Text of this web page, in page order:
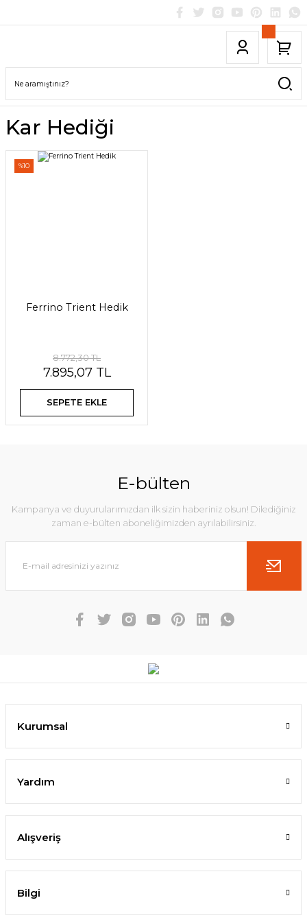
Kar Hediği
%10
Ferrino Trient Hedik
8.772,30 TL
7.895,07 TL
SEPETE EKLE
E-bülten
Kampanya ve duyurularımızdan ilk sizin haberiniz olsun! Dilediğiniz
zaman e-bülten aboneliğimizden ayrılabilirsiniz.
Kurumsal
Yardım
Alışveriş
Bilgi